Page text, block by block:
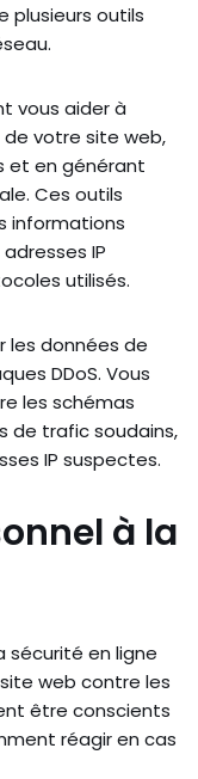
plusieurs outils
vous aider à
votre site web,
et en générant
Ces outils
informations
IP
utilisés.
les données de
DDoS. Vous
les schémas
de trafic soudains,
IP suspectes.
à la
sécurité en ligne
web contre les
être conscients
réagir en cas